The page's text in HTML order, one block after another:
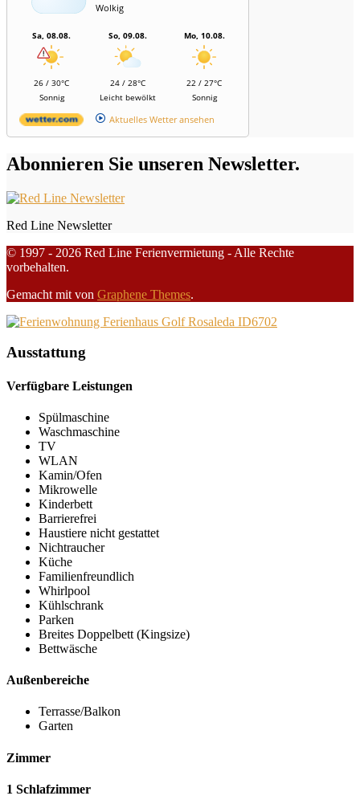
Wolkig
Sa, 08.08.
26 / 30°C
Sonnig
So, 09.08.
24 / 28°C
Leicht bewölkt
Mo, 10.08.
22 / 27°C
Sonnig
Aktuelles Wetter ansehen
Abonnieren Sie unseren Newsletter.
Red Line Newsletter
© 1997 - 2026 Red Line Ferienvermietung - Alle Rechte
vorbehalten.
Gemacht mit von Graphene Themes.
Ausstattung
Verfügbare Leistungen
Spülmaschine
Waschmaschine
TV
WLAN
Kamin/Ofen
Mikrowelle
Kinderbett
Barrierefrei
Haustiere nicht gestattet
Nichtraucher
Küche
Familienfreundlich
Whirlpool
Kühlschrank
Parken
Breites Doppelbett (Kingsize)
Bettwäsche
Außenbereiche
Terrasse/Balkon
Garten
Zimmer
1 Schlafzimmer